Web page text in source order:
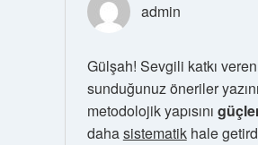
admin
Gülşah! Sevgili katkı
sunduğunuz öneriler
metodolojik yapısını
dahasistematikhale